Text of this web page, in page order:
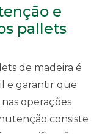
e
pallets
de madeira é
e garantir que
operações
consiste